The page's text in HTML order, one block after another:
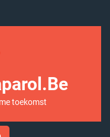
toekomst